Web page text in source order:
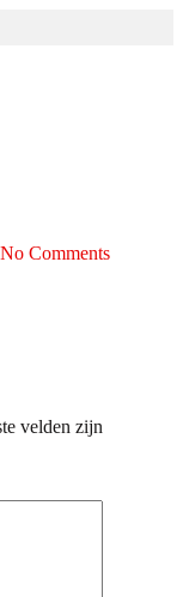
No Comments
velden zijn